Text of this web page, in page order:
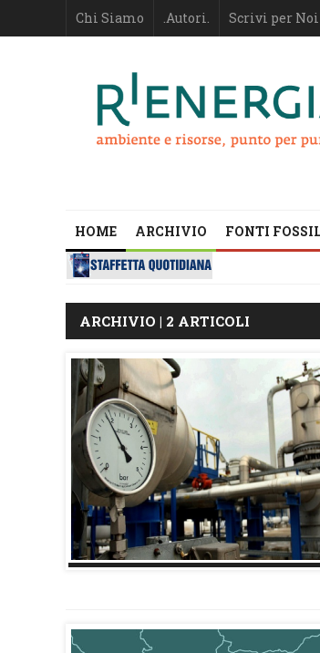
Chi Siamo .Autori. Scrivi per Noi
HOME ARCHIVIO FONTI
ARCHIVIO | 2 ARTICOLI